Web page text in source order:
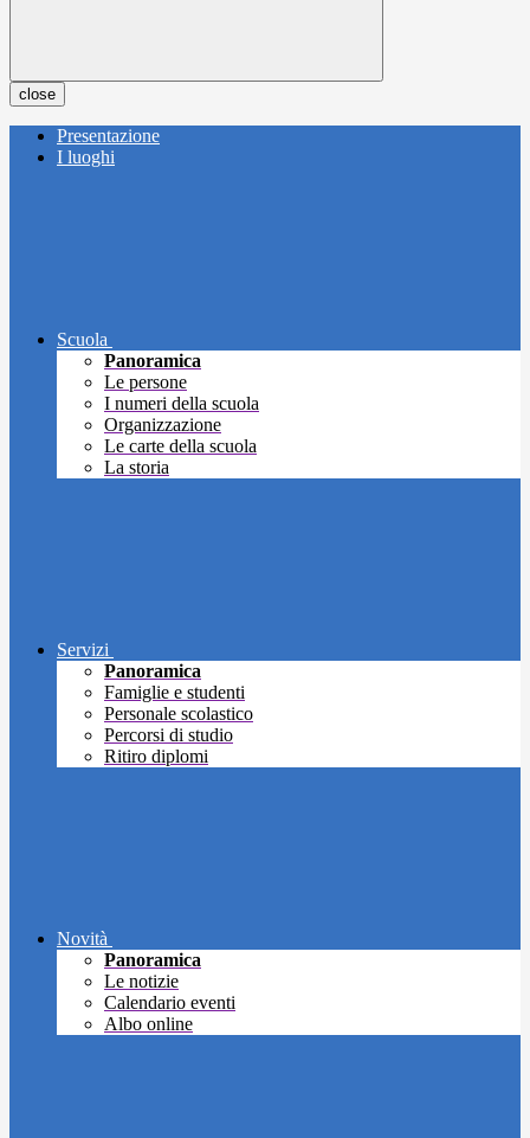
close
Presentazione
I luoghi
Scuola
Panoramica
Le persone
I numeri della scuola
Organizzazione
Le carte della scuola
La storia
Servizi
Panoramica
Famiglie e studenti
Personale scolastico
Percorsi di studio
Ritiro diplomi
Novità
Panoramica
Le notizie
Calendario eventi
Albo online